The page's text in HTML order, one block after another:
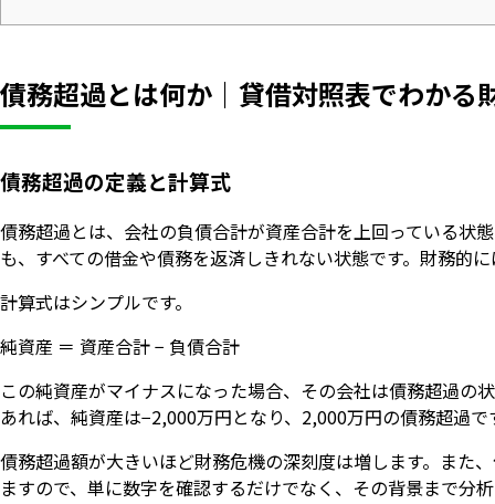
債務超過とは何か｜貸借対照表でわかる
債務超過の定義と計算式
債務超過とは、会社の負債合計が資産合計を上回っている状
も、すべての借金や債務を返済しきれない状態です。財務的
計算式はシンプルです。
純資産 ＝ 資産合計 − 負債合計
この純資産がマイナスになった場合、その会社は債務超過の
あれば、純資産は−2,000万円となり、2,000万円の債務超過
債務超過額が大きいほど財務危機の深刻度は増します。また
ますので、単に数字を確認するだけでなく、その背景まで分